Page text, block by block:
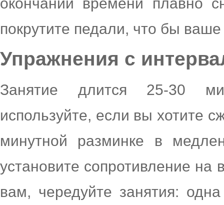
покрутите педали, что бы
Упражнения с
Занятие длится 25-30
используйте, если вы хотите
минутной разминке в
установите сопротивление на
вам, чередуйте занятия: